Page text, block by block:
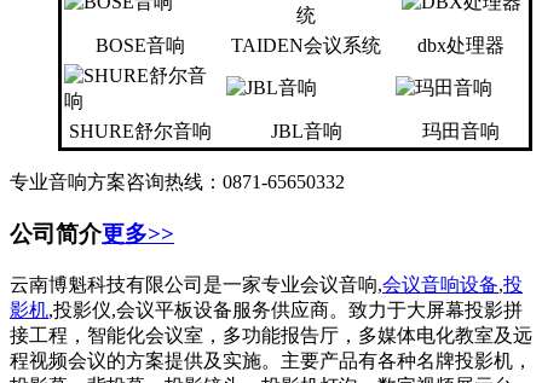
BOSE音响 TAIDEN会议系统 dbx处理器
SHURE舒尔音响 JBL音响 玛田音响
专业音响方案咨询热线：0871-65650332
公司简介更多>>
云南博魁科技有限公司是一家专业会议音响,会议音响设备,投
影机,投影仪,会议平板设备服务供应商。致力于大屏幕投影拼
接工程，智能化会议室，多功能报告厅，多媒体电化教室及远
程视频会议的方案提供及实施。主要产品有各种名牌投影机，